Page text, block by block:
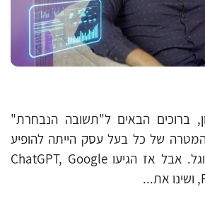
ברוכים הבאים ל"תשובה הנבחרת"
של כל בעל עסק הייתה להופיע
ב-10 הכחולים של גוגל. אבל אז הגיעו ChatGPT, Google